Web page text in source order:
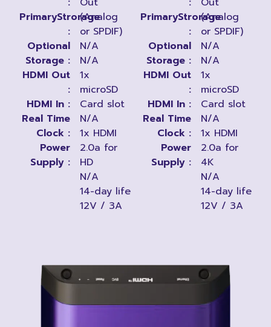
PrimaryStrorage
:
Optional
Storage :
HDMI Out
:
HDMI In :
Real Time
Clock :
Power
Supply :
(Analog
or SPDIF)
N/A
N/A
1x
microSD
Card slot
N/A
1x HDMI
2.0a for
HD
N/A
14-day life
12V / 3A
PrimaryStrorage
:
Optional
Storage :
HDMI Out
:
HDMI In :
Real Time
Clock :
Power
Supply :
(Analog
or SPDIF)
N/A
N/A
1x
microSD
Card slot
N/A
1x HDMI
2.0a for
4K
N/A
14-day life
12V / 3A